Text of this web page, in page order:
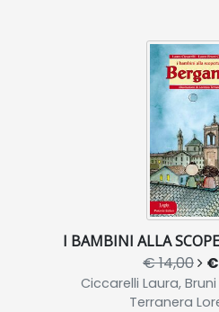
I BAMBINI ALLA
€ 14,00
Ciccarelli Laura,
Terranera